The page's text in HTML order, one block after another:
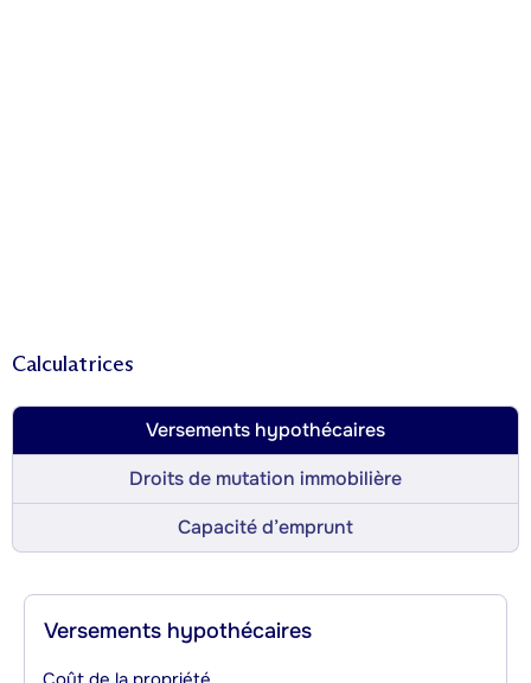
Calculatrices
Versements hypothécaires
Droits de mutation immobilière
Capacité d’emprunt
Versements hypothécaires